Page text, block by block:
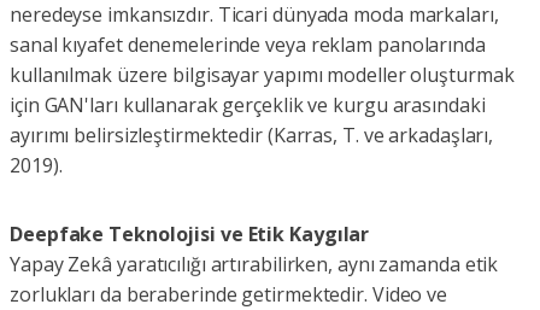
neredeyse imkansızdır. Ticari dünyada moda markaları,
sanal kıyafet denemelerinde veya reklam panolarında
kullanılmak üzere bilgisayar yapımı modeller oluşturmak
için GAN'ları kullanarak gerçeklik ve kurgu arasındaki
ayırımı belirsizleştirmektedir (Karras, T. ve arkadaşları,
2019).
Deepfake Teknolojisi ve Etik Kaygılar
Yapay Zekâ yaratıcılığı artırabilirken, aynı zamanda etik
zorlukları da beraberinde getirmektedir. Video ve